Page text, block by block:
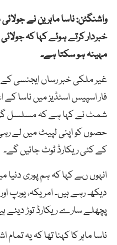
واشنگٹن: ناسا ماہرین نے
مہینہ ہو سکتا ہے۔
غیر ملکی خبر رساں ایجنسی
فار اسپیس اسٹڈیز میں ناسا کے
شمٹ نے کہا ہے کہ مسلسل
حصوں کو اپنی لپیٹ میں لے
کے کئی ریکارڈ ٹوٹ جائیں گے۔
انہوں ںے کہا کہ ہم پوری دنیا
دیکھ رہے ہیں۔ امریکہ، یورپ
پچھلے سارے ریکارڈ توڑ دیئے
ناسا ماہر کا کہنا تھا کہ یہ